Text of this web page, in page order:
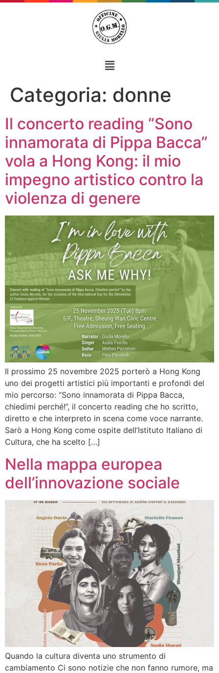
Categoria: donne
Il concerto reading “Sono
innamorata di Pippa Bacca”
vola a Hong Kong: il mio
impegno artistico contro la
violenza di genere
Il prossimo 25 novembre 2025 porterò a Hong Kong
uno dei progetti artistici più importanti e profondi del
mio percorso: “Sono innamorata di Pippa Bacca,
chiedimi perché!”, il concerto reading che ho scritto,
diretto e che interpreto in scena come voce narrante.
Sarò a Hong Kong come ospite dell’Istituto Italiano di
Cultura, che ha scelto […]
Nella mappa europea
dell’innovazione sociale
Quando la cultura diventa uno strumento di
cambiamento Ci sono notizie che non fanno rumore, ma